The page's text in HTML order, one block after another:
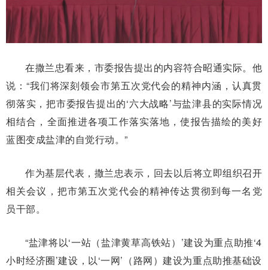
在撒兰忠看来，市委报告提出的内容符合昭通实际。他
说：“我们将深刻领会市第五次党代会的精神内涵，认真贯
彻落实，把市委报告提出的‘六大战略’与盐津县的实际情况
相结合，全面推进各项工作落实落地，使报告描绘的美好
蓝图变成盐津的自觉行动。”
作为基层代表，撒兰忠表示，回去以后将立即组织召开
相关会议，把市第五次党代会的精神传达贯彻到每一名党
员干部。
“盐津将以‘一站（盐津黄草高铁站）’建设为重点助推‘4
小时经济圈’建设，以‘一网’（路网）建设为重点助推基础设